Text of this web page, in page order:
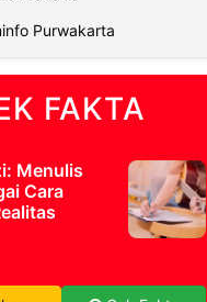
Purwakarta
FAKTA
Menulis
Cara